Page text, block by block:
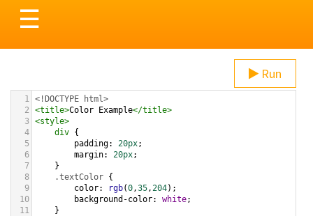
Toggle
navigation
☰
Run
1 <!DOCTYPE html>
2
<title>Color Example</title>
3 <style>
4
div {
5
padding: 20px;
6
margin: 20px;
7
}
8
.textColor {
9
color: rgb(0,35,204);
10
background-color: white;
11
}